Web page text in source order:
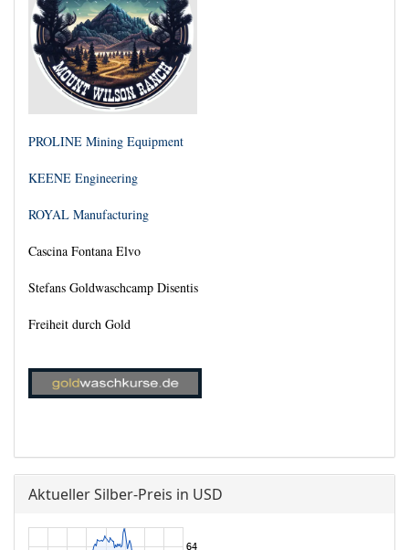
ROYAL Manufacturing
Aktueller Silber-Preis in USD